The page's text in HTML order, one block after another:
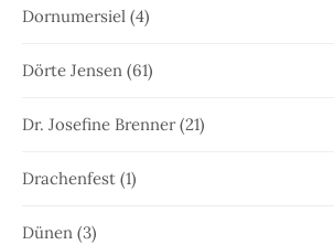
Dornumersiel (4)
Dörte Jensen (61)
Dr. Josefine Brenner(21)
Drachenfest (1)
Dünen (3)